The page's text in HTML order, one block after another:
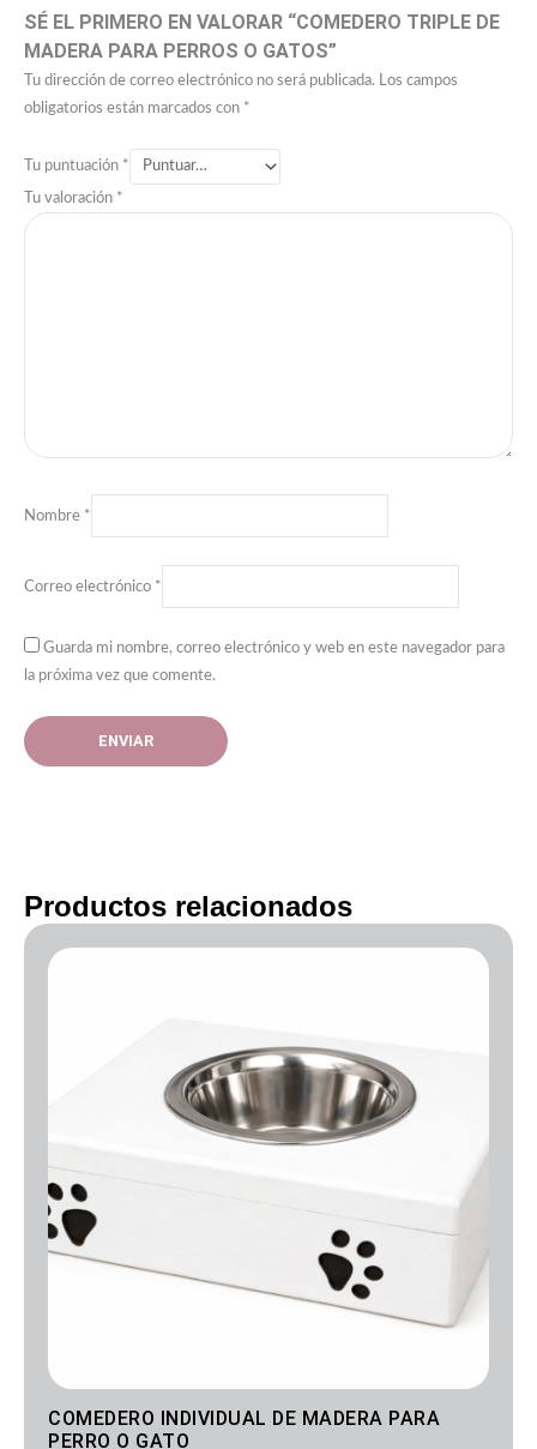
SÉ EL PRIMERO EN VALORAR “COMEDERO TRIPLE DE
MADERA PARA PERROS O GATOS”
Tu dirección de correo electrónico no será publicada.
Los campos
obligatorios están marcados con *
Tu puntuación *
Tu valoración *
Nombre *
Correo electrónico *
Guarda mi nombre, correo electrónico y web en este navegador para
la próxima vez que comente.
Productos relacionados
COMEDERO INDIVIDUAL DE MADERA PARA
PERRO O GATO
de